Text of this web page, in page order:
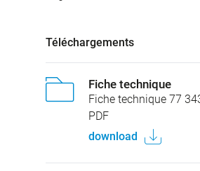
Téléchargements
Fiche technique
Fiche technique 77
PDF
download